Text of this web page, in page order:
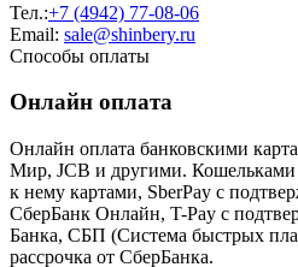
Тел.:+7 (4942) 77-08-06
Email: sale@shinbery.ru
Способы оплаты
Онлайн оплата
Онлайн оплата банковскими
Мир, JCB и другими.
к нему картами, SberPay с
СберБанк Онлайн, T-Pay с
Банка, СБП (Система быстрых
рассрочка от СберБанка.